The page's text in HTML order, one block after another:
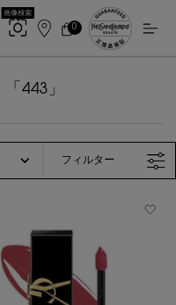
画像検索
店
索
カ
0
0 カート内の製品
443
フィルター
フィルターメニュー